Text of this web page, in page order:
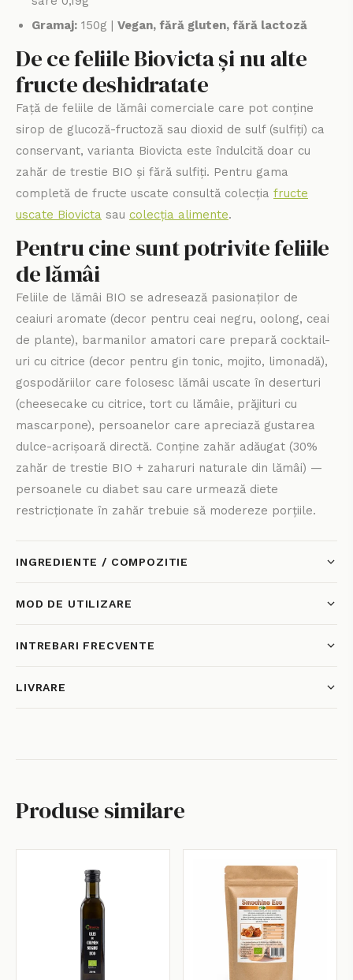
Gramaj: 150g | Vegan, fără gluten, fără lactoză
De ce feliile Biovicta și nu alte
fructe deshidratate
Față de feliile de lămâi comerciale care pot conține
sirop de glucoză-fructoză sau dioxid de sulf (sulfiți) ca
conservant, varianta Biovicta este îndulcită doar cu
zahăr de trestie BIO și fără sulfiți. Pentru gama
completă de fructe uscate consultă colecția fructe
uscate Biovicta sau colecția alimente.
Pentru cine sunt potrivite feliile
de lămâi
Feliile de lămâi BIO se adresează pasionaților de
ceaiuri aromate (decor pentru ceai negru, oolong, ceai
de plante), barmanilor amatori care prepară cocktail-
uri cu citrice (decor pentru gin tonic, mojito, limonadă),
gospodăriilor care folosesc lămâi uscate în deserturi
(cheesecake cu citrice, tort cu lămâie, prăjituri cu
mascarpone), persoanelor care apreciază gustarea
dulce-acrișoară directă. Conține zahăr adăugat (30%
zahăr de trestie BIO + zaharuri naturale din lămâi) —
persoanele cu diabet sau care urmează diete
restricționate în zahăr trebuie să modereze porțiile.
INGREDIENTE / COMPOZITIE
MOD DE UTILIZARE
INTREBARI FRECVENTE
LIVRARE
Produse similare